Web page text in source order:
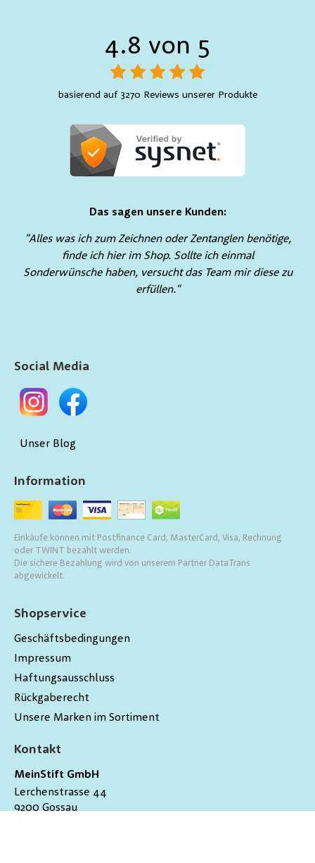
4.8 von 5
basierend auf 3270 Reviews unserer Produkte
Das sagen unsere Kunden:
"Alles was ich zum Zeichnen oder Zentanglen benötige,
finde ich hier im Shop. Sollte ich einmal
Sonderwünsche haben, versucht das Team mir diese zu
erfüllen."
Kontakt
MeinStift GmbH
Lerchenstrasse 44
9200 Gossau
Shopservice
Geschäftsbedingungen
Impressum
Haftungsausschluss
Rückgaberecht
Unsere Marken im Sortiment
Information
Einkäufe können mit Postfinance Card, MasterCard, Visa, Rechnung
oder TWINT bezahlt werden.
Die sichere Bezahlung wird von unserem Partner DataTrans
abgewickelt.
Social Media
Unser Blog